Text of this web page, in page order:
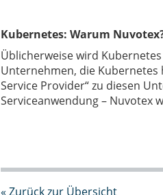
Kubernetes: Warum
Üblicherweise wird
Unternehmen, die Kubernetes
Service Provider“ zu diesen
Serviceanwendung – Nuvotex
« Zurück zur Übersicht